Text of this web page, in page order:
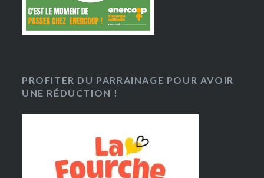
PROFITER DU PARRAINAGE POUR AVOIR
UNE RÉDUCTION !